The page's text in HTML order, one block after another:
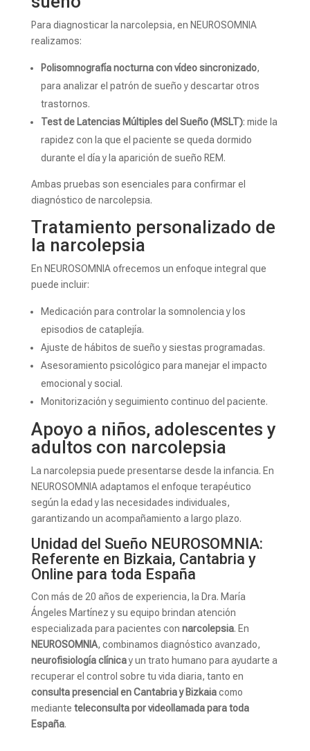
Para diagnosticar la narcolepsia, en NEUROSOMNIA
realizamos:
Polisomnografía nocturna con vídeo sincronizado,
para analizar el patrón de sueño y descartar otros
trastornos.
Test de Latencias Múltiples del Sueño (MSLT): mide la
rapidez con la que el paciente se queda dormido
durante el día y la aparición de sueño REM.
Ambas pruebas son esenciales para confirmar el
diagnóstico de narcolepsia.
Tratamiento personalizado de
la narcolepsia
En NEUROSOMNIA ofrecemos un enfoque integral que
puede incluir:
Medicación para controlar la somnolencia y los
episodios de cataplejía.
Ajuste de hábitos de sueño y siestas programadas.
Asesoramiento psicológico para manejar el impacto
emocional y social.
Monitorización y seguimiento continuo del paciente.
Apoyo a niños, adolescentes y
adultos con narcolepsia
La narcolepsia puede presentarse desde la infancia. En
NEUROSOMNIA adaptamos el enfoque terapéutico
según la edad y las necesidades individuales,
garantizando un acompañamiento a largo plazo.
Unidad del Sueño NEUROSOMNIA:
Referente en Bizkaia, Cantabria y
Online para toda España
Con más de 20 años de experiencia, la Dra. María
Ángeles Martínez y su equipo brindan atención
especializada para pacientes con narcolepsia. En
NEUROSOMNIA, combinamos diagnóstico avanzado,
neurofisiología clínicay un trato humano para ayudarte a
recuperar el control sobre tu vida diaria, tanto en
consulta presencial en Cantabria y Bizkaiacomo
mediante teleconsulta por videollamada para toda
España.